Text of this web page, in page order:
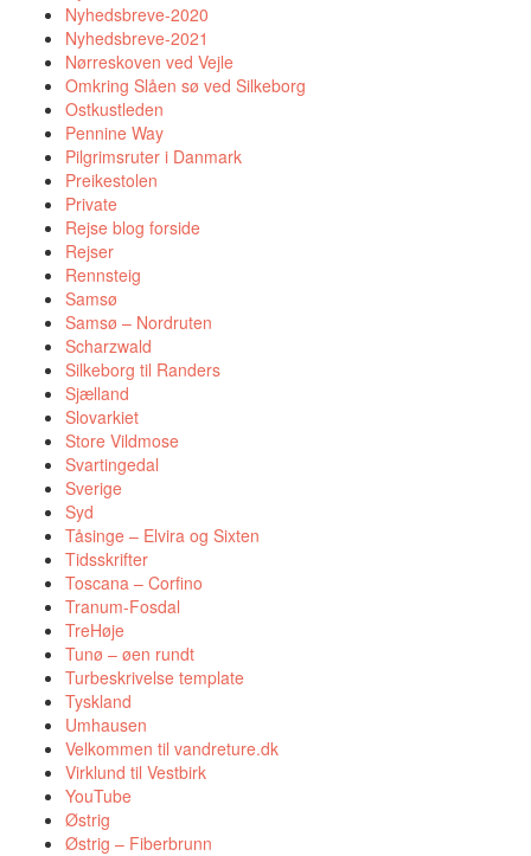
Nyhedsbreve-2020
Nyhedsbreve-2021
Nørreskoven ved Vejle
Omkring Slåen sø ved Silkeborg
Ostkustleden
Pennine Way
Pilgrimsruter i Danmark
Preikestolen
Private
Rejse blog forside
Rejser
Rennsteig
Samsø
Samsø – Nordruten
Scharzwald
Silkeborg til Randers
Sjælland
Slovarkiet
Store Vildmose
Svartingedal
Sverige
Syd
Tåsinge – Elvira og Sixten
Tidsskrifter
Toscana – Corfino
Tranum-Fosdal
TreHøje
Tunø – øen rundt
Turbeskrivelse template
Tyskland
Umhausen
Velkommen til vandreture.dk
Virklund til Vestbirk
YouTube
Østrig
Østrig – Fiberbrunn